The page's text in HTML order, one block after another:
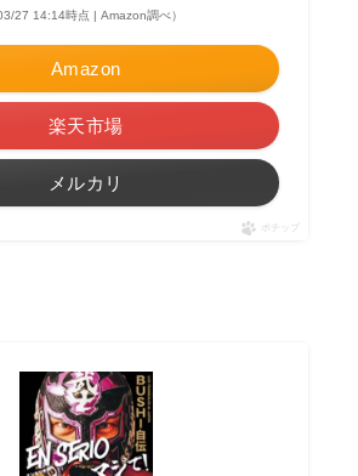
27 14:14時点 | Amazon調べ）
Amazon
楽天市場
メルカリ
ポチップ